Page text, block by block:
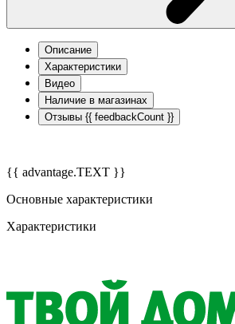
Описание
Характеристики
Видео
Наличие в магазинах
Отзывы {{ feedbackCount }}
{{ advantage.TEXT }}
Основные характеристики
Характеристики